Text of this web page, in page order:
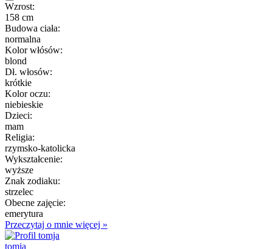
Wzrost:
158 cm
Budowa ciała:
normalna
Kolor włósów:
blond
Dł. włosów:
krótkie
Kolor oczu:
niebieskie
Dzieci:
mam
Religia:
rzymsko-katolicka
Wykształcenie:
wyższe
Znak zodiaku:
strzelec
Obecne zajęcie:
emerytura
Przeczytaj o mnie więcej »
tomja